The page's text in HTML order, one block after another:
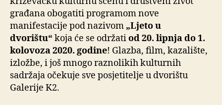
građana obogatiti programom nove
manifestacije pod nazivom „Ljeto u
dvorištu“ koja će se održatiod 20. lipnja do 1.
kolovoza 2020. godine! Glazba, film, kazalište,
izložbe, i još mnogo raznolikih kulturnih
sadržaja očekuje sve posjetitelje u dvorištu
Galerije K2.